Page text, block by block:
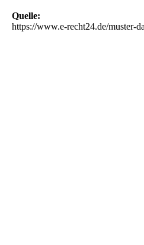
Quelle:
https://www.e-recht24.de/muster-